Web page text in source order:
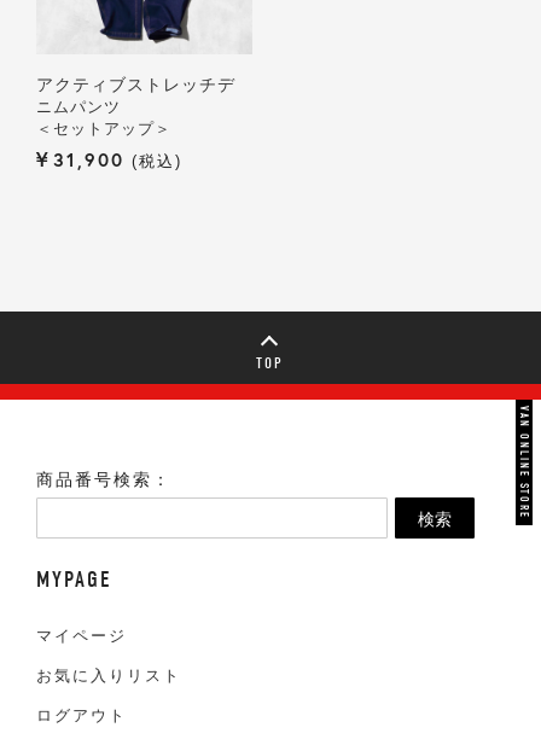
アクティブストレッチデ
ニムパンツ
＜セットアップ＞
¥ 31,900 税込
TOP
商品番号検索：
検索
MYPAGE
マイページ
お気に入りリスト
ログアウト
VAN ONLINE STORE